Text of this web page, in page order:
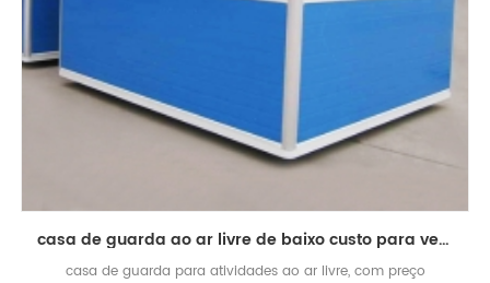
casa de guarda ao ar livre de baixo custo para venda
casa de guarda para atividades ao ar livre, com preço